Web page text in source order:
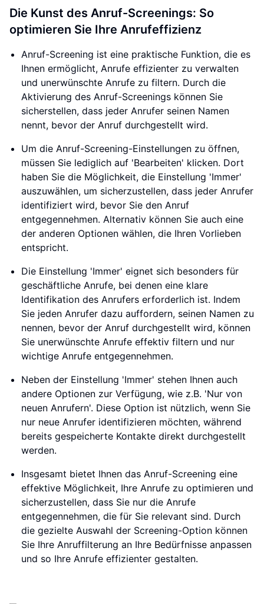
Die Kunst des Anruf-Screenings: So
optimieren Sie Ihre Anrufeffizienz
Anruf-Screening ist eine praktische Funktion, die es
Ihnen ermöglicht, Anrufe effizienter zu verwalten
und unerwünschte Anrufe zu filtern. Durch die
Aktivierung des Anruf-Screenings können Sie
sicherstellen, dass jeder Anrufer seinen Namen
nennt, bevor der Anruf durchgestellt wird.
Um die Anruf-Screening-Einstellungen zu öffnen,
müssen Sie lediglich auf 'Bearbeiten' klicken. Dort
haben Sie die Möglichkeit, die Einstellung 'Immer'
auszuwählen, um sicherzustellen, dass jeder Anrufer
identifiziert wird, bevor Sie den Anruf
entgegennehmen. Alternativ können Sie auch eine
der anderen Optionen wählen, die Ihren Vorlieben
entspricht.
Die Einstellung 'Immer' eignet sich besonders für
geschäftliche Anrufe, bei denen eine klare
Identifikation des Anrufers erforderlich ist. Indem
Sie jeden Anrufer dazu auffordern, seinen Namen zu
nennen, bevor der Anruf durchgestellt wird, können
Sie unerwünschte Anrufe effektiv filtern und nur
wichtige Anrufe entgegennehmen.
Neben der Einstellung 'Immer' stehen Ihnen auch
andere Optionen zur Verfügung, wie z.B. 'Nur von
neuen Anrufern'. Diese Option ist nützlich, wenn Sie
nur neue Anrufer identifizieren möchten, während
bereits gespeicherte Kontakte direkt durchgestellt
werden.
Insgesamt bietet Ihnen das Anruf-Screening eine
effektive Möglichkeit, Ihre Anrufe zu optimieren und
sicherzustellen, dass Sie nur die Anrufe
entgegennehmen, die für Sie relevant sind. Durch
die gezielte Auswahl der Screening-Option können
Sie Ihre Anruffilterung an Ihre Bedürfnisse anpassen
und so Ihre Anrufe effizienter gestalten.